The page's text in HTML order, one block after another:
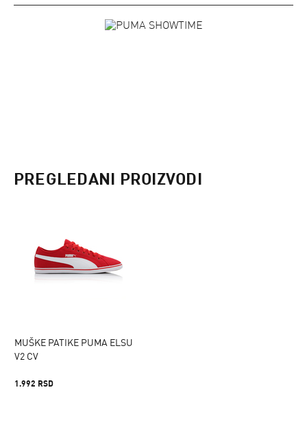
PREGLEDANI PROIZVODI
MUŠKE PATIKE PUMA ELSU
V2 CV
1.992 RSD